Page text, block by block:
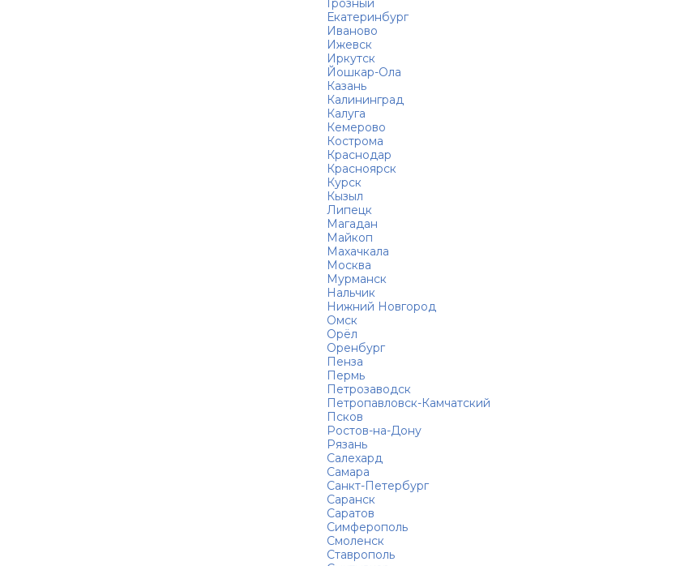
Грозный
Екатеринбург
Иваново
Ижевск
Иркутск
Йошкар-Ола
Казань
Калининград
Калуга
Кемерово
Кострома
Краснодар
Красноярск
Курск
Кызыл
Липецк
Магадан
Майкоп
Махачкала
Москва
Мурманск
Нальчик
Нижний Новгород
Омск
Орёл
Оренбург
Пенза
Пермь
Петрозаводск
Петропавловск-Камчатский
Псков
Ростов-на-Дону
Рязань
Салехард
Самара
Санкт-Петербург
Саранск
Саратов
Симферополь
Смоленск
Ставрополь